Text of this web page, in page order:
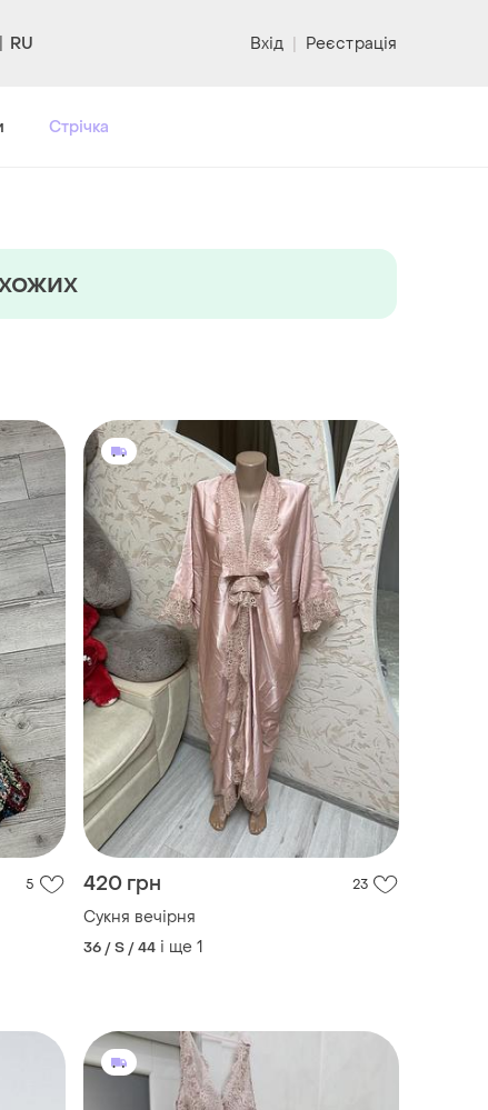
RU Вхід | Реєстрація
Стрічка
5 420 грн 23
Сукня вечірня
36 / S / 44 і ще 1